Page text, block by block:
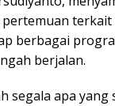
terkait
berbagai
berjalan.
segala apa